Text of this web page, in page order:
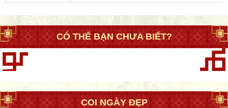
CÓ THỂ BẠN CHƯA BIẾT?
COI NGÀY ĐẸP